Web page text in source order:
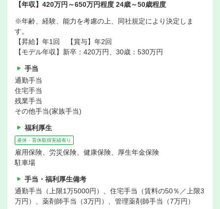
【年収】420万円～650万円程度 24歳～50歳程度
※年齢、経験、能力を考慮の上、同社規定により決定しま
す。
【昇給】年1回 【賞与】年2回
【モデル年収】新卒：420万円、30歳：530万円
手当
通勤手当
住宅手当
残業手当
その他手当(家族手当)
福利厚生
産休・育休取得実績有り
雇用保険、労災保険、健康保険、厚生年金保険
駐車場
手当・福利厚生備考
通勤手当（上限1万5000円）、住宅手当（賃料の50％／上限3
万円）、薬剤師手当（3万円）、管理薬剤師手当（7万円）